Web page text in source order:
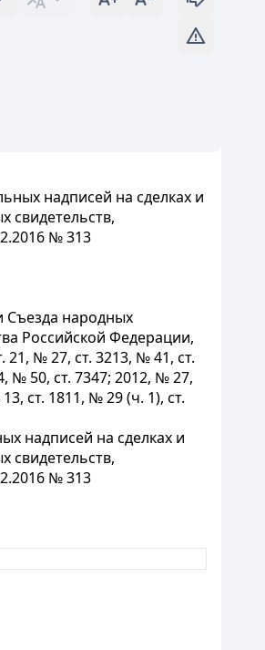
надписей на сделках и
свидетельств,
№ 313
Съезда народных
Российской Федерации,
21, № 27, ст. 3213, № 41, ст.
№ 50, ст. 7347; 2012, № 27,
ст. 1811, № 29 (ч. 1), ст.
надписей на сделках и
свидетельств,
№ 313